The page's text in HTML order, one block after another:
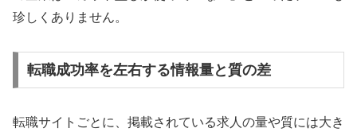
珍しくありません。
転職成功率を左右する情報量と質の差
転職サイトごとに、掲載されている求人の量や質には大き